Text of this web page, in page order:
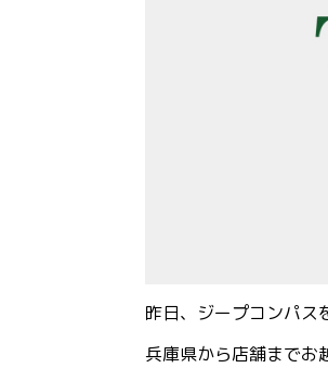
昨日、ジープコンパス
兵庫県から店舗までお